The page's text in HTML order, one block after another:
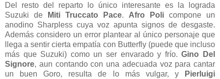
Del resto del reparto lo único interesante es la lograda
Suzuki de
Miti Truccato Pace. Afro Poli compone un
anodino Sharpless cuya voz apunta signos de desgaste.
Además considero un error plantear al único personaje que
llega a sentir cierta empatía con Butterfly (puede que incluso
más que Suzuki) como un ser envarado y frío.Gino Del
Signore, aun contando con una adecuada voz para cantar
un buen Goro, resulta de lo más vulgar, y
Pierluigi